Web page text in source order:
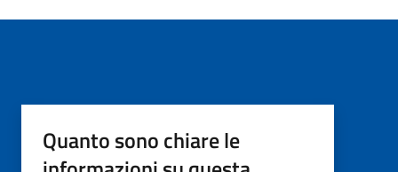
Quanto sono chiare le